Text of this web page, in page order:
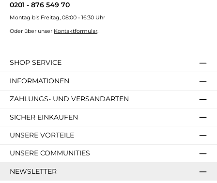
0201 - 876 549 70
Montag bis Freitag, 08:00 - 16:30 Uhr
Oder über unser Kontaktformular.
SHOP SERVICE
INFORMATIONEN
ZAHLUNGS- UND VERSANDARTEN
SICHER EINKAUFEN
UNSERE VORTEILE
UNSERE COMMUNITIES
NEWSLETTER